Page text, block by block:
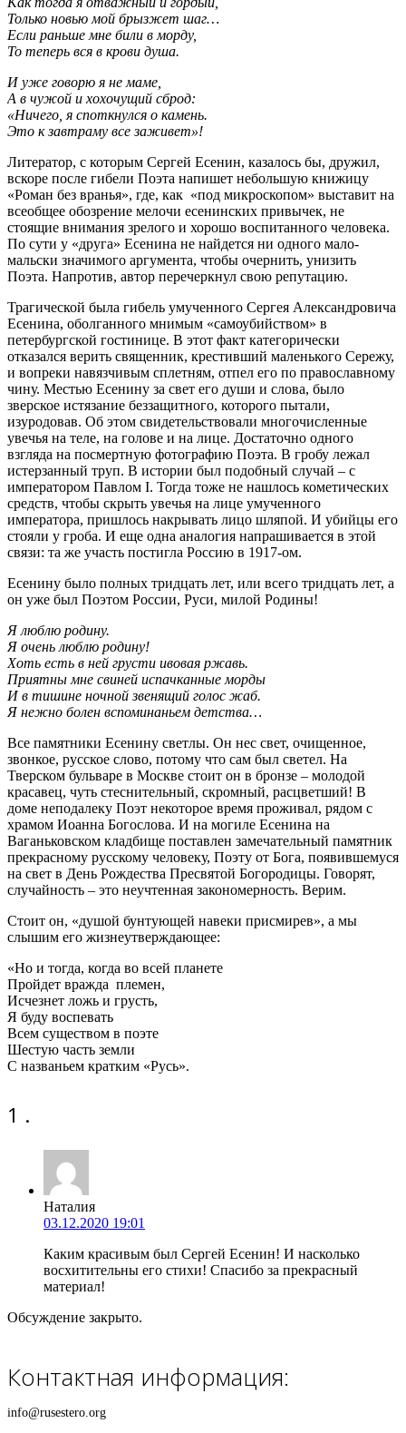
Только новью мой брызжет шаг…
Если раньше мне били в морду,
То теперь вся в крови душа.
И уже говорю я не маме,
А в чужой и хохочущий сброд:
«Ничего, я споткнулся о камень.
Это к завтраму все заживет»!
Литератор, с которым Сергей Есенин, казалось бы, дружил,
вскоре после гибели Поэта напишет небольшую книжицу
«Роман без вранья», где, как «под микроскопом» выставит на
всеобщее обозрение мелочи есенинских привычек, не
стоящие внимания зрелого и хорошо воспитанного человека.
По сути у «друга» Есенина не найдется ни одного мало-
мальски значимого аргумента, чтобы очернить, унизить
Поэта. Напротив, автор перечеркнул свою репутацию.
Трагической была гибель умученного Сергея Александровича
Есенина, оболганного мнимым «самоубийством» в
петербургской гостинице. В этот факт категорически
отказался верить священник, крестивший маленького Сережу,
и вопреки навязчивым сплетням, отпел его по православному
чину. Местью Есенину за свет его души и слова, было
зверское истязание беззащитного, которого пытали,
изуродовав. Об этом свидетельствовали многочисленные
увечья на теле, на голове и на лице. Достаточно одного
взгляда на посмертную фотографию Поэта. В гробу лежал
истерзанный труп. В истории был подобный случай – с
императором Павлом I. Тогда тоже не нашлось кометических
средств, чтобы скрыть увечья на лице умученного
императора, пришлось накрывать лицо шляпой. И убийцы его
стояли у гроба. И еще одна аналогия напрашивается в этой
связи: та же участь постигла Россию в 1917-ом.
Есенину было полных тридцать лет, или всего тридцать лет, а
он уже был Поэтом России, Руси, милой Родины!
Я люблю родину.
Я очень люблю родину!
Хоть есть в ней грусти ивовая ржавь.
Приятны мне свиней испачканные морды
И в тишине ночной звенящий голос жаб.
Я нежно болен вспоминаньем детства…
Все памятники Есенину светлы. Он нес свет, очищенное,
звонкое, русское слово, потому что сам был светел. На
Тверском бульваре в Москве стоит он в бронзе – молодой
красавец, чуть стеснительный, скромный, расцветший! В
доме неподалеку Поэт некоторое время проживал, рядом с
храмом Иоанна Богослова. И на могиле Есенина на
Ваганьковском кладбище поставлен замечательный памятник
прекрасному русскому человеку, Поэту от Бога, появившемуся
на свет в День Рождества Пресвятой Богородицы. Говорят,
случайность – это неучтенная закономерность. Верим.
Стоит он, «душой бунтующей навеки присмирев», а мы
слышим его жизнеутверждающее:
«Но и тогда, когда во всей планете
Пройдет вражда племен,
Исчезнет ложь и грусть,
Я буду воспевать
Всем существом в поэте
Шестую часть земли
С названьем кратким «Русь».
1 комментарий
.
Наталия
03.12.2020 19:01
Каким красивым был Сергей Есенин! И насколько
восхитительны его стихи! Спасибо за прекрасный
материал!
Обсуждение закрыто.
Контактная информация:
info@rusestero.org